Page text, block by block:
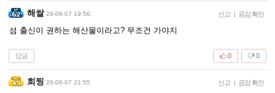
해쌀 26-06-07 19:56 신고 | 공감 확인
섬 출신이 권하는 해산물이라고? 무조건 가야지
답글 0
0
희찡 26-06-07 21:55 신고 | 공감 확인